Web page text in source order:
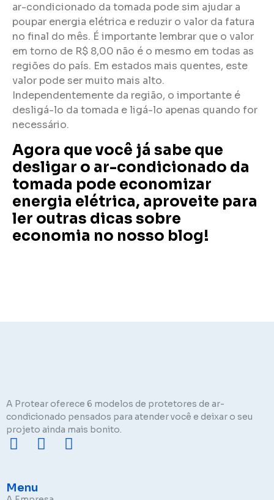
ar-condicionado da tomada pode sim ajudar a
poupar energia elétrica e reduzir o valor da fatura
no final do mês. É importante lembrar que o valor
em torno de R$ 8,00 não é o mesmo em todas as
regiões do país. Em estados mais quentes, este
valor pode ser muito mais alto.
Independentemente da região, o importante é
desligá-lo da tomada e ligá-lo apenas quando for
necessário.
Agora que você já sabe que
desligar o ar-condicionado da
tomada pode economizar
energia elétrica, aproveite para
ler outras dicas sobre
economia no nosso blog!
A Protear oferece 6 modelos de protetores de ar-
condicionado pensados para atender você e deixar o seu
projeto ainda mais bonito.
Menu